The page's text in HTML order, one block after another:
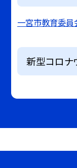
一宮市教育委員
新型コロナ